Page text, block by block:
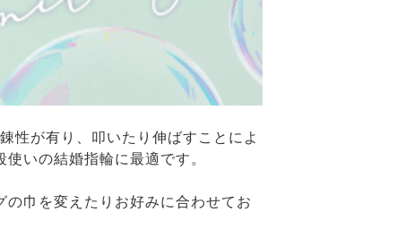
性が有り、叩いたり伸ばすことによ
いの結婚指輪に最適です。
巾を変えたりお好みに合わせてお